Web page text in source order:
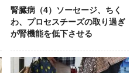
腎臓病（4）ソーセージ、ちく
わ、プロセスチーズの取り過ぎ
が腎機能を低下させる